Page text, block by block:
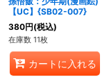
【UC】{SB02-007}
380円(税込)
在庫数 11枚
カートに入れる